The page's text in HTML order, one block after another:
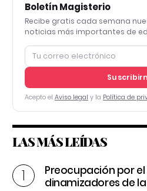
Boletín Magisterio
Recibe gratis cada semana
noticias más importantes de
Acepto el Aviso legal y la Política de
LAS MÁS LEÍDAS
Preocupación por el
dinamizadores de la